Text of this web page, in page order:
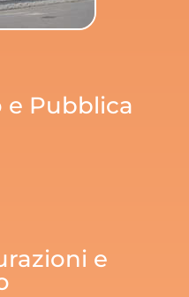
e Pubblica
e